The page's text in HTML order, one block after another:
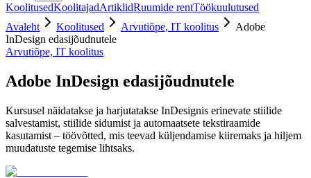
KoolitusedKoolitajadArtiklidRuumide rentTöökuulutused
Avaleht
Koolitused Arvutiõpe, IT koolitus
Adobe
InDesign edasijõudnutele
Arvutiõpe, IT koolitus
Adobe InDesign edasijõudnutele
Kursusel näidatakse ja harjutatakse InDesignis erinevate stiilide
salvestamist, stiilide sidumist ja automaatsete tekstiraamide
kasutamist – töövõtted, mis teevad küljendamise kiiremaks ja hiljem
muudatuste tegemise lihtsaks.